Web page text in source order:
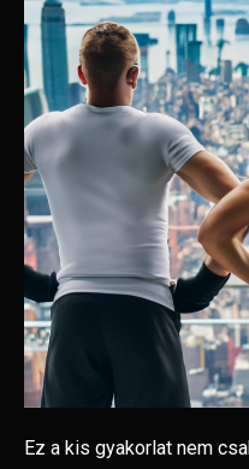
Ez a kis gyakorlat nem